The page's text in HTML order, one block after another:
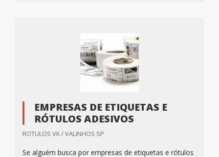
EMPRESAS DE ETIQUETAS E
RÓTULOS ADESIVOS
ROTULOS VK / VALINHOS SP
Se alguém busca por empresas de etiquetas e rótulos